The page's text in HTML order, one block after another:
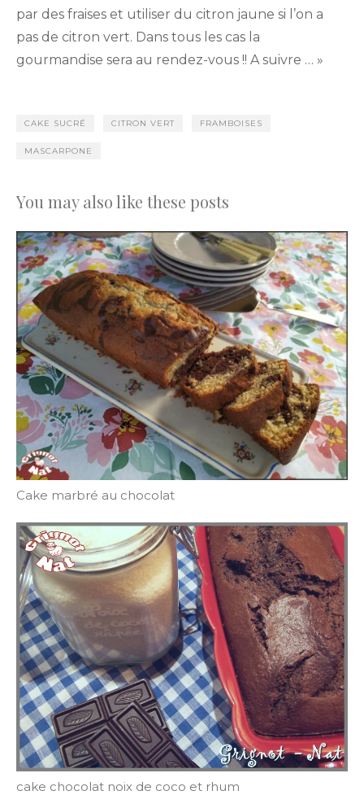
par des fraises et utiliser du citron jaune si l’on a
pas de citron vert. Dans tous les cas la
gourmandise sera au rendez-vous !! A suivre … »
CAKE SUCRÉ CITRON VERT FRAMBOISES
MASCARPONE
You may also like these posts
Cake marbré au chocolat
cake chocolat noix de coco et rhum